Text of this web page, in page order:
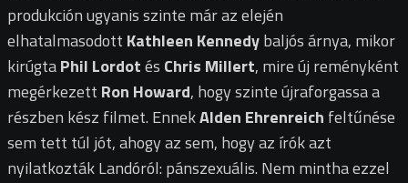
produkción ugyanis szinte már az elején
elhatalmasodott Kathleen Kennedybaljós árnya, mikor
kirúgtaPhil Lordotés Chris Millert, mire új reményként
megérkezett Ron Howard, hogy szinte újraforgassa a
részben kész filmet. EnnekAlden Ehrenreich feltűnése
sem tett túl jót, ahogy az sem, hogy az írók azt
nyilatkozták Landóról: pánszexuális. Nem mintha ezzel